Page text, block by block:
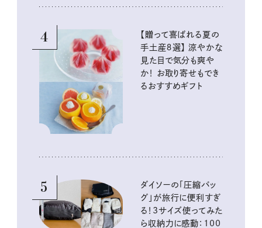
4
【贈って喜ばれる夏の
手土産８選】 涼やかな
見た目で気分も爽や
か！ お取り寄せもでき
るおすすめギフト
5
ダイソーの「圧縮バッ
グ」が旅行に便利すぎ
る！3サイズ使ってみた
ら収納力に感動：100